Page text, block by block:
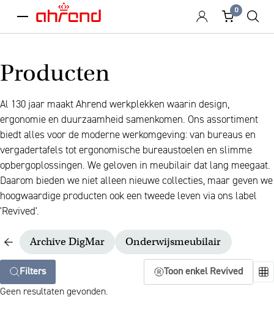
menu
0
Producten
Al 130 jaar maakt Ahrend werkplekken waarin design,
ergonomie en duurzaamheid samenkomen. Ons assortiment
biedt alles voor de moderne werkomgeving: van bureaus en
vergadertafels tot ergonomische bureaustoelen en slimme
opbergoplossingen. We geloven in meubilair dat lang meegaat.
Daarom bieden we niet alleen nieuwe collecties, maar geven we
hoogwaardige producten ook een tweede leven via ons label
'Revived'.
Archive DigMar Onderwijsmeubilair
Filters Toon enkel Revived
Geen resultaten gevonden.